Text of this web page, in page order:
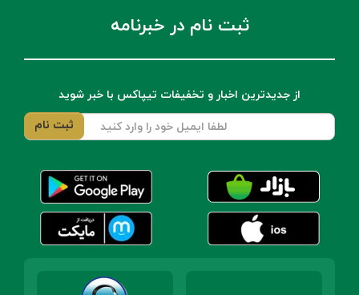
ثبت نام در خبرنامه
از جدیدترین اخبار و تخفیفات تیپاکس با خبر شوید